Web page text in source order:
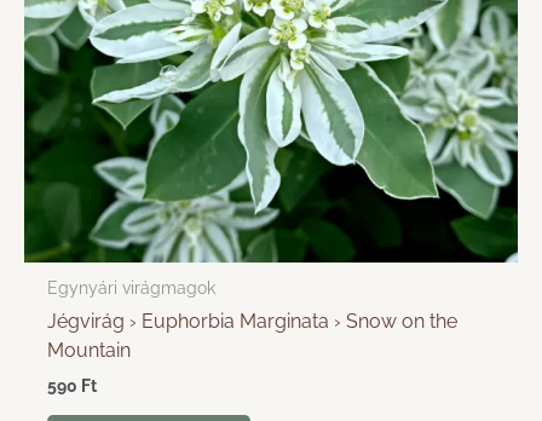
Egynyári virágmagok
Jégvirág › Euphorbia Marginata › Snow on the
Mountain
590 Ft